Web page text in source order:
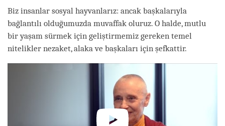
Biz insanlar sosyal hayvanlarız: ancak başkalarıyla
bağlantılı olduğumuzda muvaffak oluruz. O halde, mutlu
bir yaşam sürmek için geliştirmemiz gereken temel
nitelikler nezaket, alaka ve başkaları için şefkattir.